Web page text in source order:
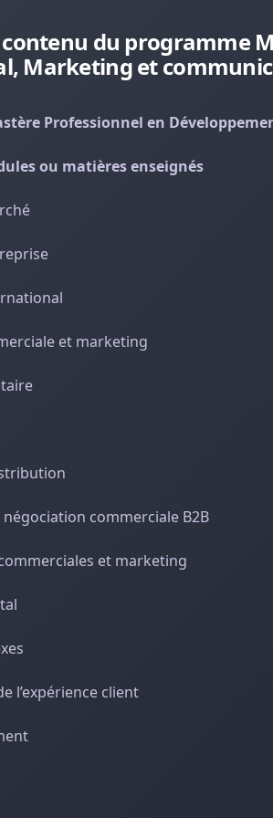
contenu du programme
Marketing et
Professionnel en
ou matières enseignés
et marketing
commerciale B2B
et marketing
l’expérience client